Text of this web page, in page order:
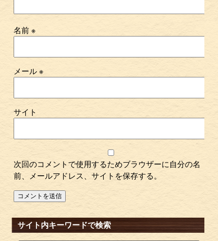
名前※
メール※
サイト
次回のコメントで使用するためブラウザーに自分の名
前、メールアドレス、サイトを保存する。
サイト内キーワードで検索